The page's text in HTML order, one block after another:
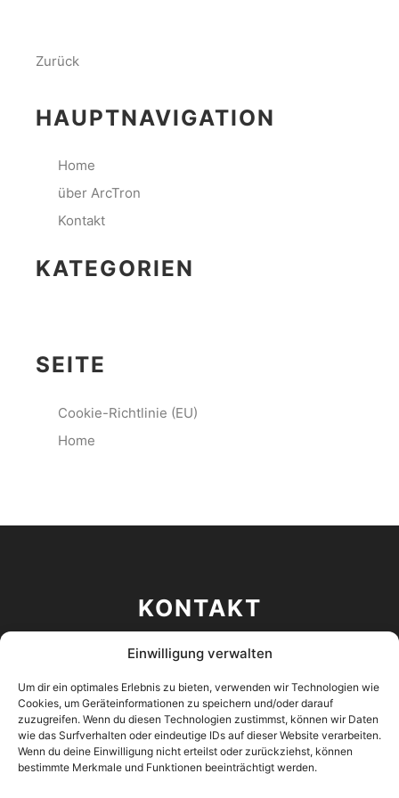
Einwilligung verwalten
Um dir ein optimales Erlebnis zu bieten, verwenden wir Technologien wie
Cookies, um Geräteinformationen zu speichern und/oder darauf
zuzugreifen. Wenn du diesen Technologien zustimmst, können wir Daten
wie das Surfverhalten oder eindeutige IDs auf dieser Website verarbeiten.
Wenn du deine Einwilligung nicht erteilst oder zurückziehst, können
bestimmte Merkmale und Funktionen beeinträchtigt werden.
Zurück
HAUPTNAVIGATION
Home
über ArcTron
Kontakt
KATEGORIEN
SEITE
Cookie-Richtlinie (EU)
Home
KONTAKT
ArcTron 3D GmbH
93177 Altenthann
Deutschland
+49 9408 8501 0